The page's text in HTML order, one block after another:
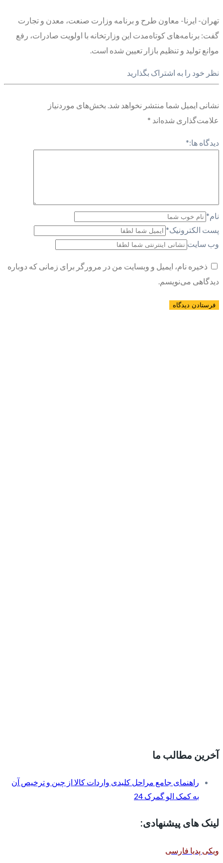
تهران- ایرنا- معاون طرح و برنامه وزارت صنعت، معدن و تجارت
گفت: برنامه‌های کوتاه‌مدت این وزارتخانه با اولویت صادرات، رفع
موانع تولید و تنظیم بازار تعیین شده است.
نظر خود را به اشتراک بگذارید
نشانی ایمیل شما منتشر نخواهد شد. بخش‌های موردنیاز
علامت‌گذاری شده‌اند *
دیدگاه ها:*
نام*
پست الکترونیک*
وب سایت
ذخیره نام، ایمیل و وبسایت من در مرورگر برای زمانی که دوباره
دیدگاهی می‌نویسم.
آخرین مطالب ما
راهنمای جامع مراحل کلیدی واردات کالا از چین و ترخیص آن
به کمک الو گمرک 24
لینک های پیشنهادی:
ویکی پدیا فارسی